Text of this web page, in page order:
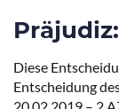
Diese
Entscheidung